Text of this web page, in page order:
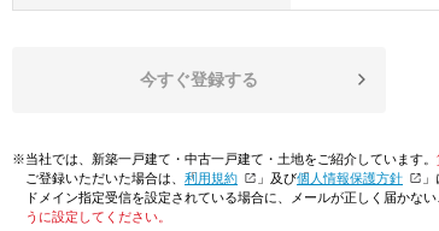
今すぐ登録する
※当社では、新築一戸建て・中古一戸建て・土地をご紹介しています。
ご登録いただいた場合は、「利用規約 」及び「個人情報保護方針
ドメイン指定受信を設定されている場合に、メールが正しく届かない
うに設定してください。